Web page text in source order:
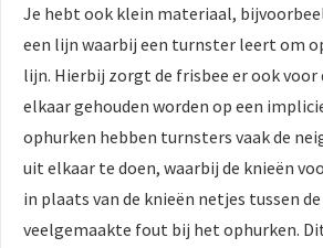
Je hebt ook klein materiaal,
een lijn waarbij een turnster leert om
lijn. Hierbij zorgt de frisbee er ook voor
elkaar gehouden worden op een
ophurken hebben turnsters vaak de
uit elkaar te doen, waarbij de knieën
in plaats van de knieën netjes tussen
veelgemaakte fout bij het ophurken.